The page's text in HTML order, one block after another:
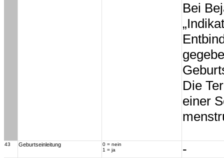
Bei
Die
einer
43 Geburtseinleitung
0 = nein
1 = ja
-